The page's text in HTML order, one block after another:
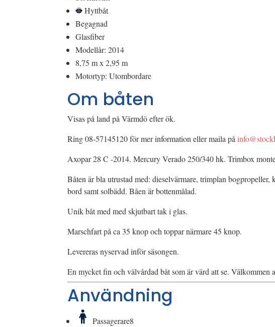
Hyttbåt
Begagnad
Glasfiber
Modellår: 2014
8,75 m x 2,95 m
Motortyp: Utombordare
Om båten
Visas på land på Värmdö efter ök.
Ring 08-57145120 för mer information eller maila på
Axopar 28 C -2014. Mercury Verado 250/340 hk. Trimbox
Båten är bla utrustad med: dieselvärmare, trimplan
bord samt solbädd. Båen är bottenmålad.
Unik båt med med skjutbart tak i glas.
Marschfart på ca 35 knop och toppar närmare 45 knop.
Levereras nyservad inför säsongen.
En mycket fin och välvårdad båt som är värd att se. Välkommen
Användning
Passagerare8